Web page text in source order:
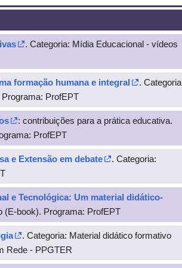
. Categoria: Mídia Educacional - vídeos
formação humana e integral
. Categoria
ProfEPT
: contribuições para a prática educativa.
ProfEPT
e Extensão em debate
. Categoria:
e Tecnológica: Um material didático-
(E-book). Programa: ProfEPT
. Categoria: Material didático formativo
Rede - PPGTER